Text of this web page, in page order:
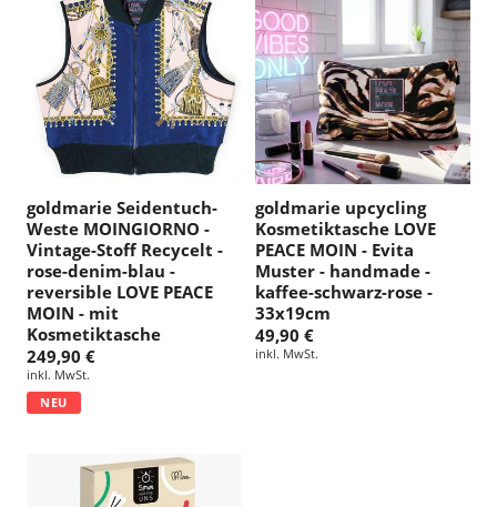
goldmarie Seidentuch-
Weste MOINGIORNO -
Vintage-Stoff Recycelt -
rose-denim-blau -
reversible LOVE PEACE
MOIN - mit
Kosmetiktasche
249,90 €
inkl. MwSt.
NEU
goldmarie upcycling
Kosmetiktasche LOVE
PEACE MOIN - Evita
Muster - handmade -
kaffee-schwarz-rose -
33x19cm
49,90 €
inkl. MwSt.